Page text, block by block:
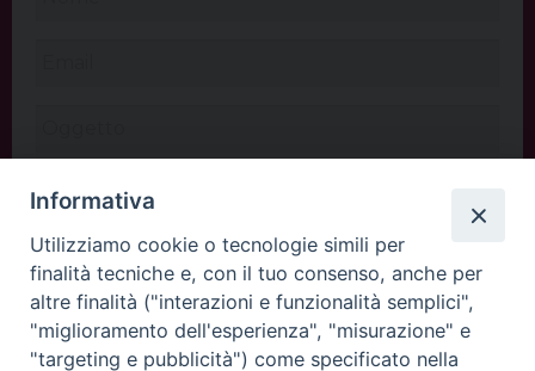
Informativa
Utilizziamo cookie o tecnologie simili per
finalità tecniche e, con il tuo consenso, anche per
altre finalità ("interazioni e funzionalità semplici",
"miglioramento dell'esperienza", "misurazione" e
"targeting e pubblicità") come specificato nella